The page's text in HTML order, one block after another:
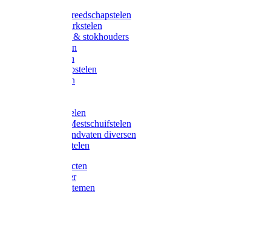
Overige gereedschapstelen
Bezem-/Harkstelen
Handvaten & stokhouders
Hamerstelen
Spadestelen
Graanschopstelen
Schopstelen
Gardena stelen
Sneeuw- /Mestschuifstelen
Stelen / Handvaten diversen
Telescoopstelen
Tuin producten
Fruitplukker
Ophangsystemen